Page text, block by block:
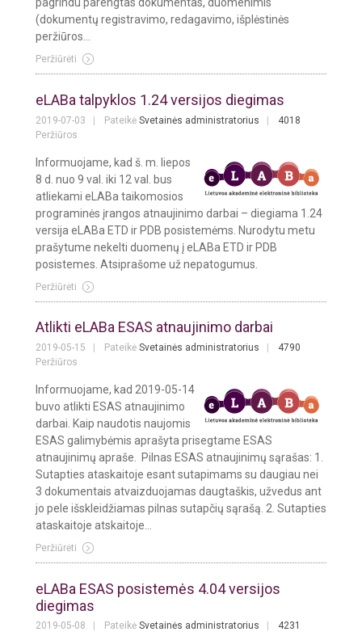
pagrindu parengtas dokumentas, duomenimis
(dokumentų registravimo, redagavimo, išplėstinės
peržiūros...
Peržiūrėti
eLABa talpyklos 1.24 versijos diegimas
2019-07-03 Pateikė Svetainės administratorius
4018
Peržiūros
Informuojame, kad š. m. liepos
8 d. nuo 9 val. iki 12 val. bus
atliekami eLABa taikomosios
programinės įrangos atnaujinimo darbai – diegiama 1.24
versija eLABa ETD ir PDB posistemėms. Nurodytu metu
prašytume nekelti duomenų į eLABa ETD ir PDB
posistemes. Atsiprašome už nepatogumus.
Peržiūrėti
Atlikti eLABa ESAS atnaujinimo darbai
2019-05-15 Pateikė Svetainės administratorius
4790
Peržiūros
Informuojame, kad 2019-05-14
buvo atlikti ESAS atnaujinimo
darbai. Kaip naudotis naujomis
ESAS galimybėmis aprašyta prisegtame ESAS
atnaujinimų apraše. Pilnas ESAS atnaujinimų sąrašas: 1.
Sutapties ataskaitoje esant sutapimams su daugiau nei
3 dokumentais atvaizduojamas daugtaškis, užvedus ant
jo pele išskleidžiamas pilnas sutapčių sąrašą. 2. Sutapties
ataskaitoje atskaitoje...
Peržiūrėti
eLABa ESAS posistemės 4.04 versijos
diegimas
2019-05-08 Pateikė Svetainės administratorius
4231